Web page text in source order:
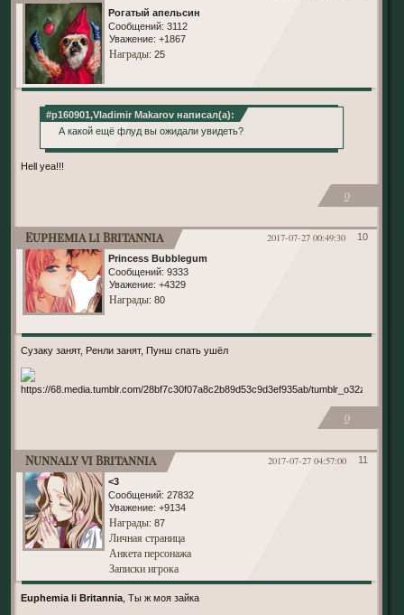
Рогатый апельсин
Сообщений: 3112
Уважение: +1867
Награды: 25
#p160901,Vladimir Makarov написал(а):
А какой ещё флуд вы ожидали увидеть?
Hell yea!!!
0
10
2017-07-27 00:49:30
Euphemia li Britannia
Princess Bubblegum
Сообщений: 9333
Уважение: +4329
Награды: 80
Сузаку занят, Ренли занят, Пунш спать ушёл
0
11
2017-07-27 04:57:00
Nunnaly vi Britannia
<3
Сообщений: 27832
Уважение: +9134
Награды: 87
Личная страница
Анкета персонажа
Записки игрока
Euphemia li Britannia , Ты ж моя зайка